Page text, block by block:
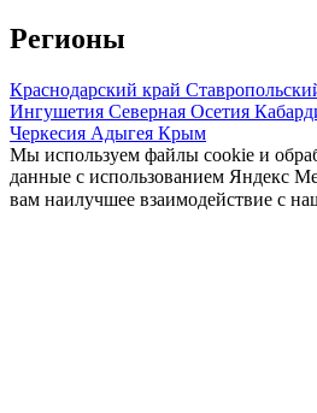
Регионы
Краснодарский край
Ингушетия Северная Осетия
Черкесия Адыгея Крым
Мы используем файлы cookie и
данные с использованием Яндекс
вам наилучшее взаимодействие с